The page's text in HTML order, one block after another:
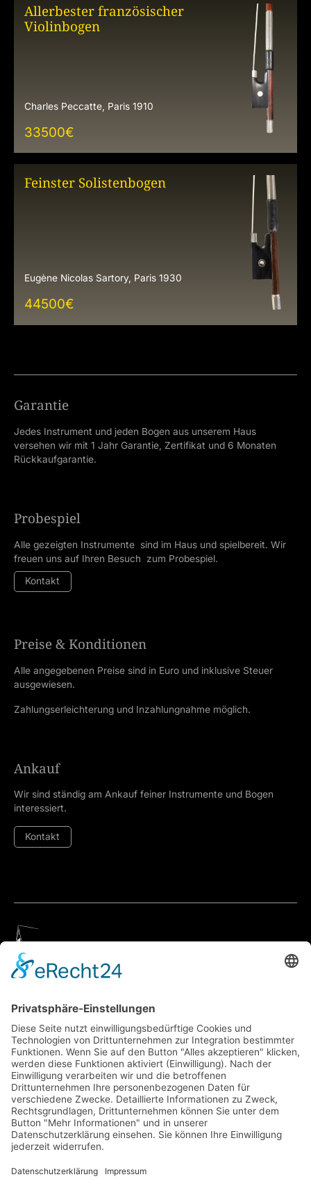
Allerbester französischer
Violinbogen
Charles Peccatte, Paris 1910
33500€
Feinster Solistenbogen
Eugène Nicolas Sartory, Paris 1930
44500€
Garantie
Jedes Instrument und jeden Bogen aus unserem Haus
versehen wir mit 1 Jahr Garantie, Zertifikat und 6 Monaten
Rückkaufgarantie.
Probespiel
Alle gezeigten Instrumente sind im Haus und spielbereit. Wir
freuen uns auf Ihren Besuch zum Probespiel.
Kontakt
Preise & Konditionen
Alle angegebenen Preise sind in Euro und inklusive Steuer
ausgewiesen.
Zahlungserleichterung und Inzahlungnahme möglich.
Ankauf
Wir sind ständig am Ankauf feiner Instrumente und Bogen
interessiert.
Kontakt
Anfahrt über Google Maps
Geigenbauatelier Ulm GmbH
Auf dem Kreuz 4
89073 Ulm
Telefon+49 731 176 11 39
Telefax +49 731 176 11 44
WhatsApp schicken